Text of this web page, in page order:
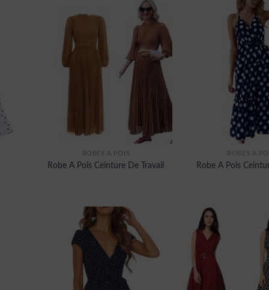
ROBES À POIS
Robe A Pois Ceinture De Travail
ROBES À
Robe A Pois